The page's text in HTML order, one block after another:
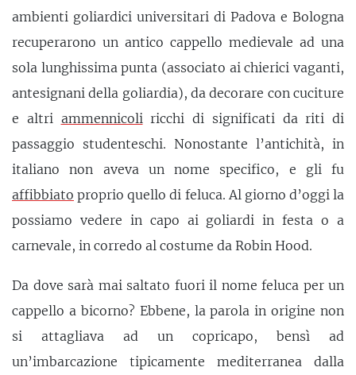
ambienti goliardici universitari di Padova e Bologna
recuperarono un antico cappello medievale ad una
sola lunghissima punta (associato ai chierici vaganti,
antesignani della goliardia), da decorare con cuciture
e altri ammennicoli ricchi di significati da riti di
passaggio studenteschi. Nonostante l’antichità, in
italiano non aveva un nome specifico, e gli fu
affibbiato proprio quello di feluca. Al giorno d’oggi la
possiamo vedere in capo ai goliardi in festa o a
carnevale, in corredo al costume da Robin Hood.
Da dove sarà mai saltato fuori il nome feluca per un
cappello a bicorno? Ebbene, la parola in origine non
si attagliava ad un copricapo, bensì ad
un’imbarcazione tipicamente mediterranea dalla